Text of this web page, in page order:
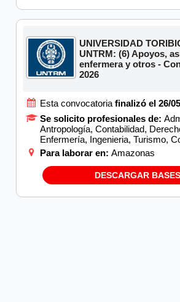
UNIVERSIDAD
UNTRM: (6) Apoyos,
enfermera y otros -
2026
Esta convocatoria finalizó el 26/
Se solicito profesionales de:
Antropología, Contabilidad,
Enfermería, Ingenieria, Turismo,
Para laborar en: Amazonas
DESCARGAR BASES